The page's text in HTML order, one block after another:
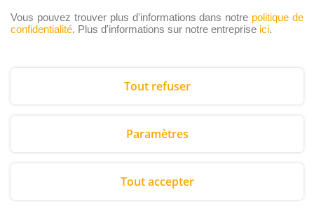
Vous pouvez trouver plus d'informations dans notre politique de
confidentialité. Plus d'informations sur notre entreprise ici.
Tout refuser
Paramètres
Tout accepter